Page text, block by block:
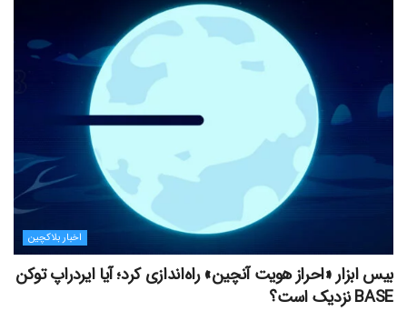
اخبار بلاکچین
بیس ابزار «احراز هویت آنچین» راه‌اندازی کرد؛ آیا ایردراپ توکن
BASE نزدیک‌ است؟